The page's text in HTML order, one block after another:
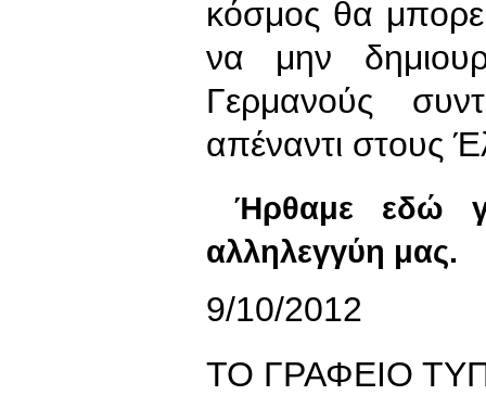
κόσμος θα
να μην
Γερμανούς
απέναντι στους
Ήρθαμε εδώ
αλληλεγγύη μας.
9/10/2012
ΤΟ ΓΡΑΦΕΙΟ